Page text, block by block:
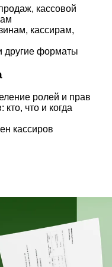
кассовой
кассирам,
другие форматы
ролей и прав
кто, что и когда
кассиров